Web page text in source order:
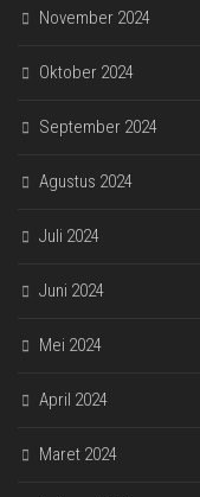
November 2024
Oktober 2024
September 2024
Agustus 2024
Juli 2024
Juni 2024
Mei 2024
April 2024
Maret 2024